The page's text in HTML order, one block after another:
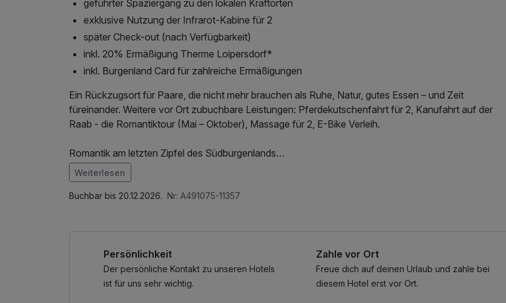
geführter Spaziergang zu den lokalen Kraftorten
exklusive Nutzung der Infrarot-Kabine für 2
später Check-out (nach Verfügbarkeit)
inkl. 20% Ermäßigung Therme Loipersdorf*
inkl. Burgenland Card für zahlreiche Ermäßigungen
Ein Rückzugsort für Paare, die nicht mehr brauchen als Ruhe, Natur, gutes Essen – und Zeit
füreinander. Weitere vor Ort zubuchbare Leistungen: Pferdekutschenfahrt für 2, Kanufahrt auf der
Raab - die Romantiktour (Mai – Oktober), Massage für 2, E-Bike Verleih.
Romantik am letzten Zipfel des Südburgenlands
Manchmal braucht es keinen Luxus, sondern einen Ort, der ehrlich, warm und echt ist – einen Ort, der
Raum für Zweisamkeit schafft.
Am südlichsten Zipfel des Burgenlands, eingebettet in sanfte Hügel und weite Landschaft, inmitten des
Hier trifft Wirtshauskultur in Spitzenqualität auf liebevoll gestaltete Rückzugsmomente: regionale
Küche, saisonale Spezialitäten, stimmiges Ambiente – und viel Herz.
Im Angebot enthalten
Parkplatz, 1 x kleines Abschiedsgeschenk, W-LAN Nutzung / Internetnutzung
Weiterlesen
Buchbar bis 20.12.2026. Nr: A491075-11357
Persönlichkeit
Der persönliche Kontakt zu unseren Hotels
ist für uns sehr wichtig.
Zahle vor Ort
Freue dich auf deinen Urlaub und zahle bei
diesem Hotel erst vor Ort.